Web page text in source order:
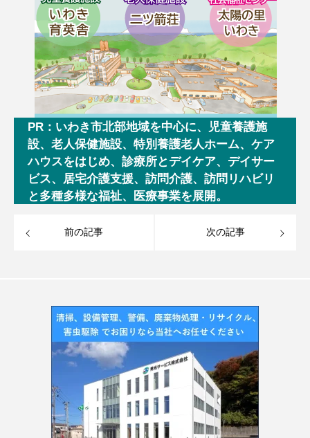
PR：いわき市北部地域を中心に、児童養護施
設、老人保健施設、特別養護老人ホーム、ケア
ハウスをはじめ、診療所とデイケア、デイサー
ビス、居宅介護支援、訪問介護、訪問リハビリ
と多種多様な福祉、医療事業を展開。
前の記事 次の記事